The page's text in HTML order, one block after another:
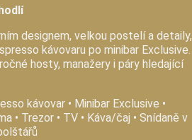
designem, velkou postelí a detaily,
kávovaru po minibar Exclusive.
hosty, manažery i páry hledající
kávovar • Minibar Exclusive •
• Trezor • TV • Káva/čaj • Snídaně v